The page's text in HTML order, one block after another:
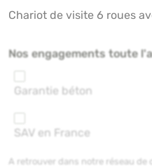
Chariot de visite 6 roues
Nos engagements toute
Garantie béton
SAV en France
A retrouver dans notre réseau de